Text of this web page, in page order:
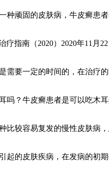
种顽固的皮肤病，牛皮癣患
疗指南（2020）2020年11月
需要一定的时间的，在治疗
吗？牛皮癣患者是可以吃木
比较容易复发的慢性皮肤病
起的皮肤疾病，在发病的初